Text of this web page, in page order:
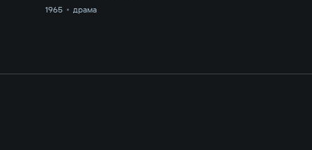
1965 драма